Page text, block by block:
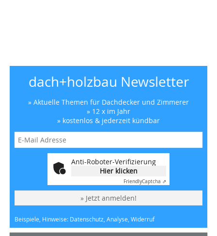
dach+holzbau Newsletter
» Aktuelle Themen für Dachdecker und Zimmerer
» 12 x im Jahr
» kostenlos & jederzeit kündbar
Anti-Roboter-Verifizierung
Hier klicken
FriendlyCaptcha ⇗
» Jetzt anmelden!
Beispiele, Hinweise: Datenschutz, Analyse, Widerruf